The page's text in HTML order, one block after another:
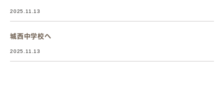
2025.11.13
城西中学校へ
2025.11.13